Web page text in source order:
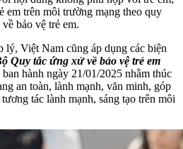
em trên môi trường mạng theo quy
bảo vệ trẻ em.
lý, Việt Nam cũng áp dụng các biện
Quy tắc ứng xử về bảo vệ trẻ em
hành ngày 21/01/2025 nhằm thúc
an toàn, lành mạnh, văn minh, góp
tác lành mạnh, sáng tạo trên môi